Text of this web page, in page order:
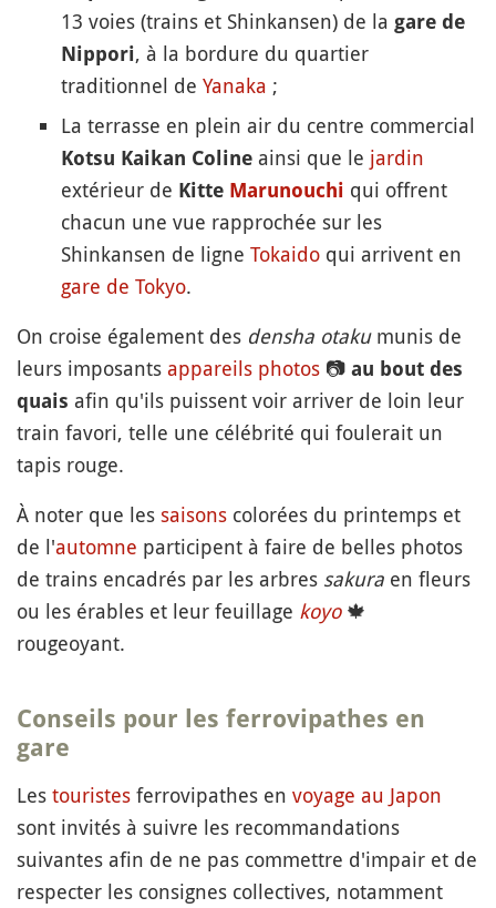
13 voies (trains et Shinkansen) de la gare de
Nippori, à la bordure du quartier
traditionnel de Yanaka ;
La terrasse en plein air du centre commercial
Kotsu Kaikan Coline ainsi que le jardin
extérieur de Kitte Marunouchi qui offrent
chacun une vue rapprochée sur les
Shinkansen de ligne Tokaido qui arrivent en
gare de Tokyo.
On croise également des densha otakumunis de
leurs imposants appareils photos 📷 au bout des
quais afin qu'ils puissent voir arriver de loin leur
train favori, telle une célébrité qui foulerait un
tapis rouge.
À noter que les saisons colorées du printemps et
de l'automne participent à faire de belles photos
de trains encadrés par les arbres sakura en fleurs
ou les érables et leur feuillage koyo 🍁
rougeoyant.
Conseils pour les ferrovipathes en
gare
Les touristes ferrovipathes en voyage au Japon
sont invités à suivre les recommandations
suivantes afin de ne pas commettre d'impair et de
respecter les consignes collectives, notamment